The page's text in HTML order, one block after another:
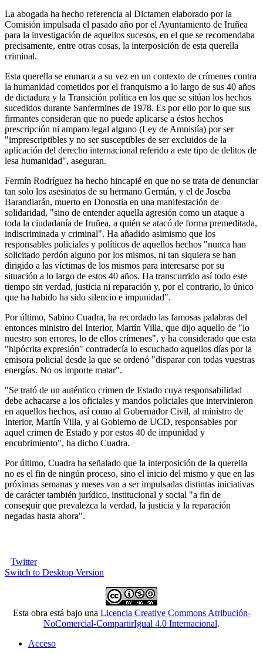
La abogada ha hecho referencia al Dictamen elaborado por la
Comisión impulsada el pasado año por el Ayuntamiento de Iruñea
para la investigación de aquellos sucesos, en el que se recomendaba
precisamente, entre otras cosas, la interposición de esta querella
criminal.
Esta querella se enmarca a su vez en un contexto de crímenes contra
la humanidad cometidos por el franquismo a lo largo de sus 40 años
de dictadura y la Transición política en los que se sitúan los hechos
sucedidos durante Sanfermines de 1978. Es por ello por lo que sus
firmantes consideran que no puede aplicarse a éstos hechos
prescripción ni amparo legal alguno (Ley de Amnistía) por ser
"imprescriptibles y no ser susceptibles de ser excluidos de la
aplicación del derecho internacional referido a este tipo de delitos de
lesa humanidad", aseguran.
Fermín Rodríguez ha hecho hincapié en que no se trata de denunciar
tan solo los asesinatos de su hermano Germán, y el de Joseba
Barandiarán, muerto en Donostia en una manifestación de
solidaridad, "sino de entender aquella agresión como un ataque a
toda la ciudadanía de Iruñea, a quién se atacó de forma premeditada,
indiscriminada y criminal". Ha añadido asimismo que los
responsables policiales y políticos de aquellos hechos "nunca han
solicitado perdón alguno por los mismos, ni tan siquiera se han
dirigido a las víctimas de los mismos para interesarse por su
situación a lo largo de estos 40 años. Ha transcurrido así todo este
tiempo sin verdad, justicia ni reparación y, por el contrario, lo único
que ha habido ha sido silencio e impunidad".
Por último, Sabino Cuadra, ha recordado las famosas palabras del
entonces ministro del Interior, Martín Villa, que dijo aquello de "lo
nuestro son errores, lo de ellos crímenes", y ha considerado que esta
"hipócrita expresión" contradecía lo escuchado aquellos días por la
emisora policial desde la que se ordenó "disparar con todas vuestras
energías. No os importe matar".
"Se trató de un auténtico crimen de Estado cuya responsabilidad
debe achacarse a los oficiales y mandos policiales que intervinieron
en aquellos hechos, así como al Gobernador Civil, al ministro de
Interior, Martín Villa, y al Gobierno de UCD, responsables por
aquel crimen de Estado y por estos 40 de impunidad y
encubrimiento", ha dicho Cuadra.
Por último, Cuadra ha señalado que la interposición de la querella
no es el fin de ningún proceso, sino el inicio del mismo y que en las
próximas semanas y meses van a ser impulsadas distintas iniciativas
de carácter también jurídico, institucional y social "a fin de
conseguir que prevalezca la verdad, la justicia y la reparación
negadas hasta ahora".
Twitter
Switch to Desktop Version
Esta obra está bajo una Licencia Creative Commons Atribución-
NoComercial-CompartirIgual 4.0 Internacional.
Acceso